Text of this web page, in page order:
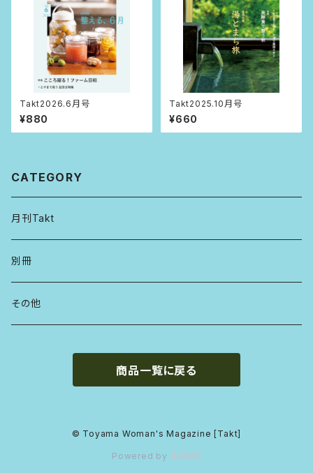
Takt2026.6月号
¥880
Takt2025.10月号
¥660
CATEGORY
月刊Takt
別冊
その他
商品一覧に戻る
© Toyama Woman's Magazine [Takt]
Powered by